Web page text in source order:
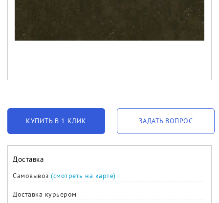
КУПИТЬ В 1 КЛИК ЗАДАТЬ ВОПРОС
Доставка
Самовывоз (смотреть на карте)
Доставка курьером